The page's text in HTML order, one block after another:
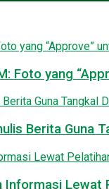
Foto yang
Berita Guna
Informasi